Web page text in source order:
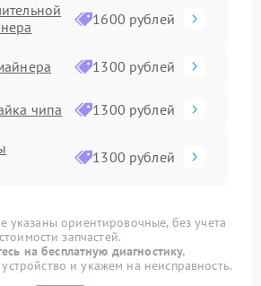
1600 рублей
1300 рублей
чипа 1300 рублей
1300 рублей
1000 рублей
указаны ориентировочные, без учета
стоимости запчастей.
на бесплатную диагностику.
и укажем на неисправность.